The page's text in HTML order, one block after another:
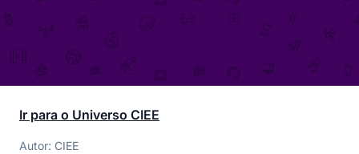
Ir para o Universo CIEE
Autor: CIEE